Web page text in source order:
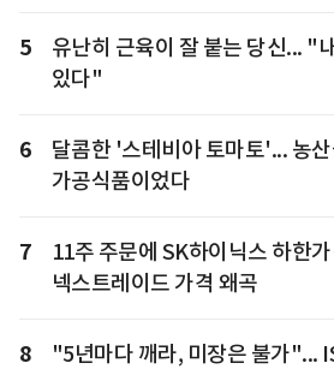
5
유난히 근육이 잘 붙는 당신... "
있다"
6
달콤한 '스테비아 토마토'... 농산
가공식품이었다
7
11주 주문에 SK하이닉스 하한
넥스트레이드 가격 왜곡
8
"5년마다 깨라, 미장은 불가"...